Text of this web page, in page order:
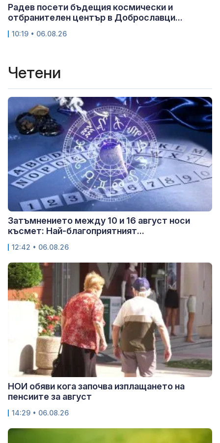
Радев посети бъдещия космически и
отбранителен център в Доброславци...
10:19 • 06.08.26
Четени
Затъмнението между 10 и 16 август носи
късмет: Най-благоприятният...
12:42 • 06.08.26
НОИ обяви кога започва изплащането на
пенсиите за август
14:29 • 06.08.26